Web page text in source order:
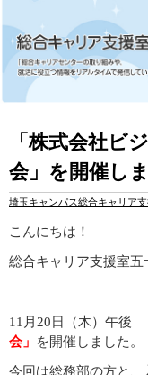
「株式会社ビ
会」を開催しま
埼玉キャンパス総合キャリア
こんにちは！
総合キャリア支援室五
11月20日（木）午後
会」
を開催しました。
今回は総務部の方と、